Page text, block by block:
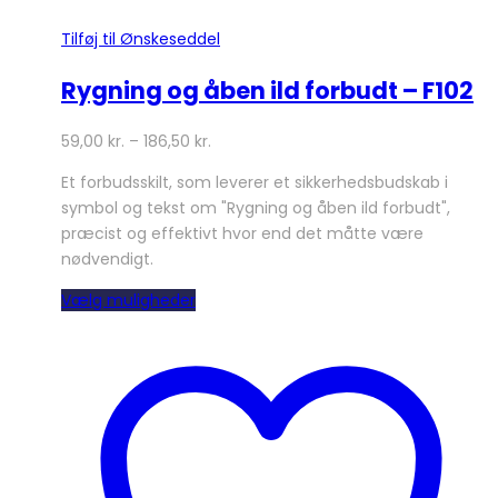
Tilføj til Ønskeseddel
Rygning og åben ild forbudt – F102
59,00 kr. – 186,50 kr.
Et forbudsskilt, som leverer et sikkerhedsbudskab i
symbol og tekst om "Rygning og åben ild forbudt",
præcist og effektivt hvor end det måtte være
nødvendigt.
Vælg mulighederDette
flere
varianter.
Mulighederne